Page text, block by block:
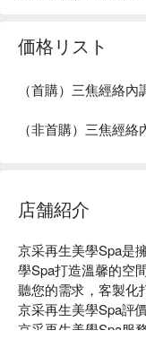
価格リスト
（首購）三焦經絡
（非首購）三焦經
店舗紹介
京采再生美學Spa是
學Spa打造溫馨的空
聽您的需求，客製化
京采再生美學Spa評
京采再生美學Spa服